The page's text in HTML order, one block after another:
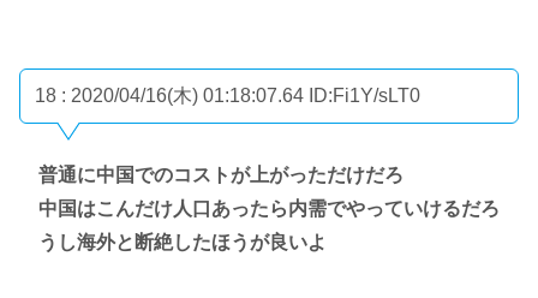
18 : 2020/04/16(木) 01:18:07.64 ID:Fi1Y/sLT0
普通に中国でのコストが上がっただけだろ
中国はこんだけ人口あったら内需でやっていけるだろ
うし海外と断絶したほうが良いよ